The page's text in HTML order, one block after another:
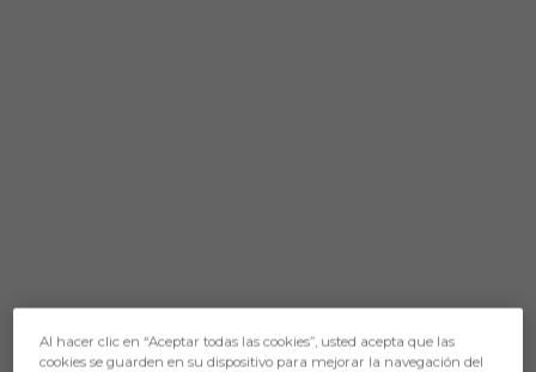
Al hacer clic en “Aceptar todas las cookies”, usted acepta que las
cookies se guarden en su dispositivo para mejorar la navegación del